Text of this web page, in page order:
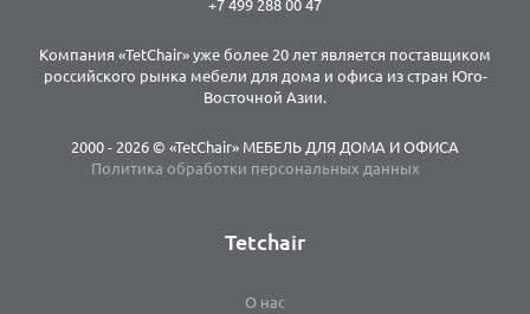
+7 499 288 00 47
Компания «TetChair» уже более 20 лет является поставщиком
российского рынка мебели для дома и офиса из стран Юго-
Восточной Азии.
2000 - 2026 © «TetChair» МЕБЕЛЬ ДЛЯ ДОМА И ОФИСА
Политика обработки персональных данных
Tetchair
О нас